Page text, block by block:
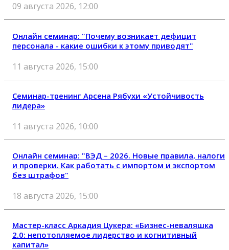
09 августа 2026, 12:00
Онлайн семинар: "Почему возникает дефицит
персонала - какие ошибки к этому приводят"
11 августа 2026, 15:00
Семинар-тренинг Арсена Рябухи «Устойчивость
лидера»
11 августа 2026, 10:00
Онлайн семинар: "ВЭД – 2026. Новые правила, налоги
и проверки. Как работать с импортом и экспортом
без штрафов"
18 августа 2026, 15:00
Мастер-класс Аркадия Цукера: «Бизнес-неваляшка
2.0: непотопляемое лидерство и когнитивный
капитал»